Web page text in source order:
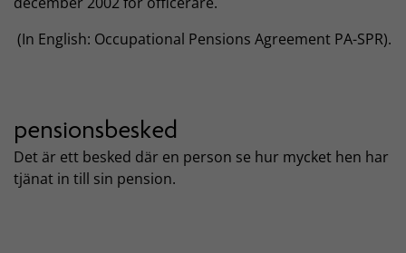
(In English: Occupational Pensions Agreement PA-SPR).
pensionsbesked
Det är ett besked där en person se hur mycket hen har
tjänat in till sin pension.